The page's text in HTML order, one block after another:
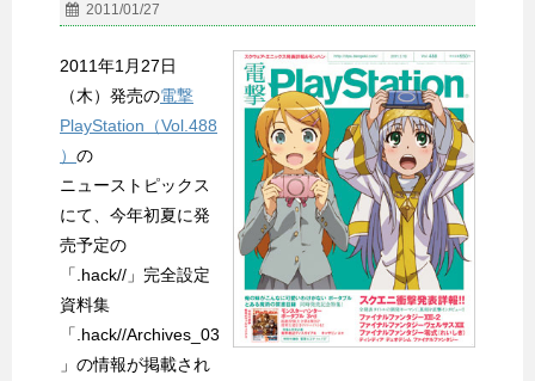
2011/01/27
2011年1月27日
（木）発売の電撃
PlayStation（Vol.488
） の
ニューストピックス
にて、今年初夏に発
売予定の
「.hack//」完全設定
資料集
「.hack//Archives_03
」の情報が掲載され